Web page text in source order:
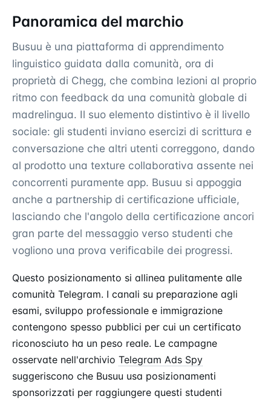
Panoramica del marchio
Busuu è una piattaforma di apprendimento
linguistico guidata dalla comunità, ora di
proprietà di Chegg, che combina lezioni al proprio
ritmo con feedback da una comunità globale di
madrelingua. Il suo elemento distintivo è il livello
sociale: gli studenti inviano esercizi di scrittura e
conversazione che altri utenti correggono, dando
al prodotto una texture collaborativa assente nei
concorrenti puramente app. Busuu si appoggia
anche a partnership di certificazione ufficiale,
lasciando che l'angolo della certificazione ancori
gran parte del messaggio verso studenti che
vogliono una prova verificabile dei progressi.
Questo posizionamento si allinea pulitamente alle
comunità Telegram. I canali su preparazione agli
esami, sviluppo professionale e immigrazione
contengono spesso pubblici per cui un certificato
riconosciuto ha un peso reale. Le campagne
osservate nell'archivio Telegram Ads Spy
suggeriscono che Busuu usa posizionamenti
sponsorizzati per raggiungere questi studenti